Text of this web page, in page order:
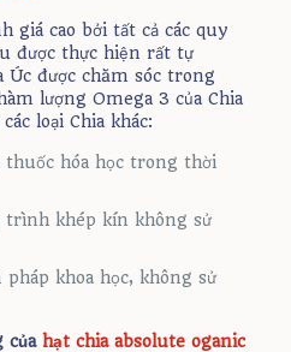
giá cao bởi tất cả các quy
được thực hiện rất tự
Úc được chăm sóc trong
lượng Omega 3 của Chia
loại Chia khác:
thuốc hóa học trong thời
khép kín không sử
khoa học, không sử
của hạt chia absolute oganic